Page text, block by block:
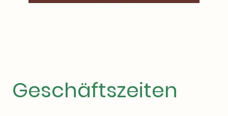
Geschäftszeiten